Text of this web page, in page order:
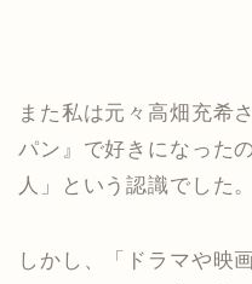
また私は元々高畑充希
パン』で好きになった
人」という認識でした。
しかし、「ドラマや映